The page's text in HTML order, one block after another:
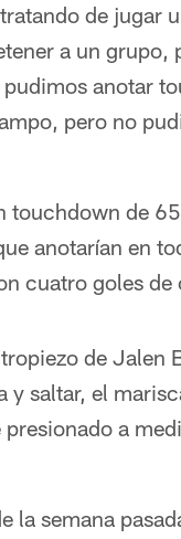
de jugar
a un grupo,
anotar
pero no
touchdown de
anotarían en
cuatro goles de
de Jalen
y saltar, el
a
la semana